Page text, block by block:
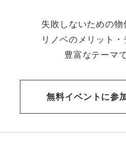
失敗しないための
リノベのメリット
豊富なテーマ
無料イベントに参